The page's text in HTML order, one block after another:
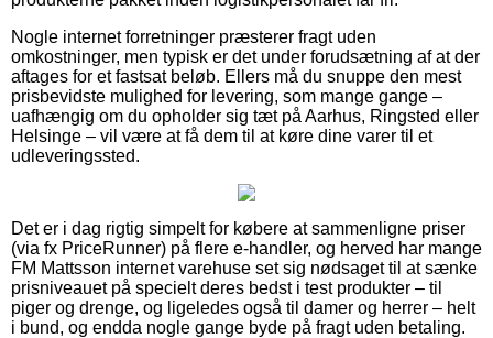
Nogle internet forretninger præsterer fragt uden
omkostninger, men typisk er det under forudsætning af at der
aftages for et fastsat beløb. Ellers må du snuppe den mest
prisbevidste mulighed for levering, som mange gange –
uafhængig om du opholder sig tæt på Aarhus, Ringsted eller
Helsinge – vil være at få dem til at køre dine varer til et
udleveringssted.
Det er i dag rigtig simpelt for købere at sammenligne priser
(via fx PriceRunner) på flere e-handler, og herved har mange
FM Mattsson internet varehuse set sig nødsaget til at sænke
prisniveauet på specielt deres bedst i test produkter – til
piger og drenge, og ligeledes også til damer og herrer – helt
i bund, og endda nogle gange byde på fragt uden betaling.